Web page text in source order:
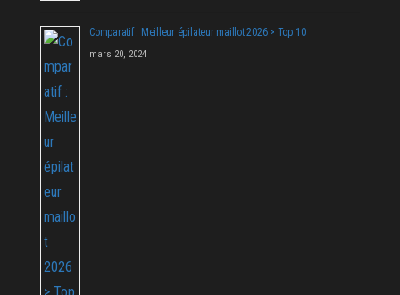
Comparatif : Meilleur épilateur maillot 2026 > Top 10
mars 20, 2024